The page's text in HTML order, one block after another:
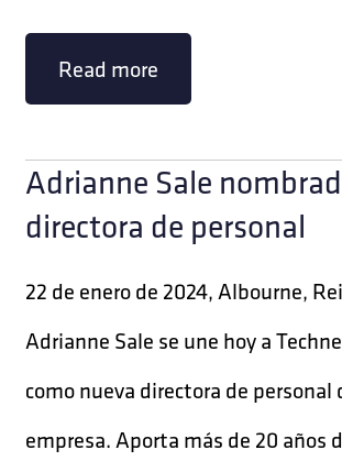
Read more
Adrianne Sale
directora de personal
22 de enero de 2024, Albourne,
Adrianne Sale se une hoy a
como nueva directora de personal
empresa. Aporta más de 20 años